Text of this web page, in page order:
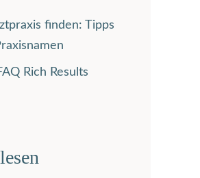
finden: Tipps
Rich Results